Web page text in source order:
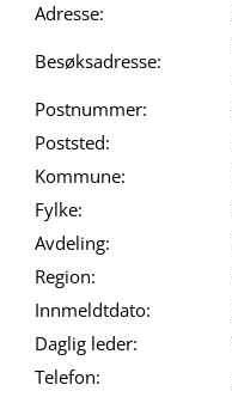
Adresse:
Besøksadresse:
Postnummer:
Poststed:
Kommune:
Fylke:
Avdeling:
Region:
Innmeldtdato:
Daglig leder:
Telefon: